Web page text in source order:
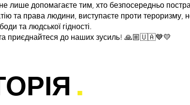
лише допомагаєте тим, хто безпосередньо
та права людини, виступаєте проти тероризму,
та людської гідності.
приєднайтеся до наших зусиль! 🙏🏼🇺🇦💙💛
.